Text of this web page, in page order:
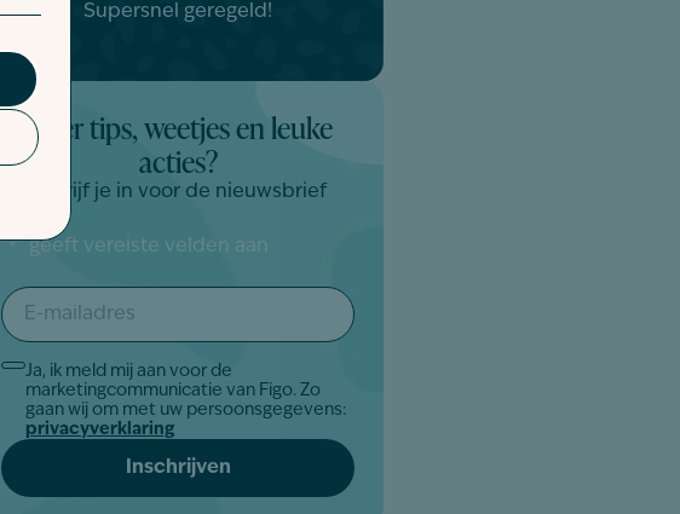
Supersnel geregeld!
Meer tips, weetjes en leuke
acties?
Schrijf je in voor de nieuwsbrief
" * " geeft vereiste velden aan
E-
mailadres
*
Akkoord
Ja, ik meld mij aan voor de
marketingcommunicatie van Figo. Zo
gaan wij om met uw persoonsgegevens:
privacyverklaring